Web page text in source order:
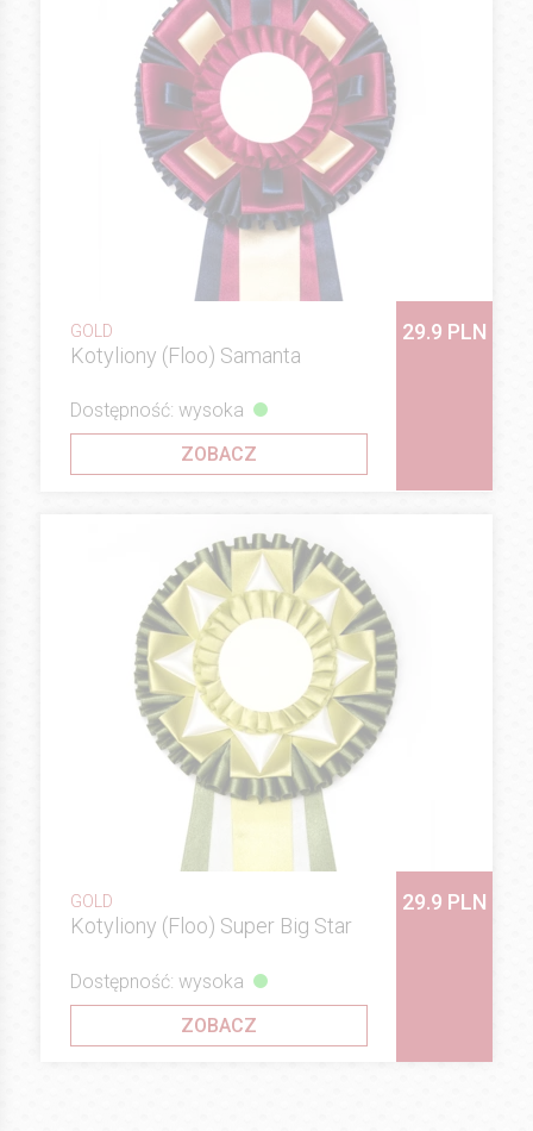
GOLD
Kotyliony (Floo) Samanta
29.9 PLN
Dostępność: wysoka
ZOBACZ
GOLD
Kotyliony (Floo) Super Big Star
29.9 PLN
Dostępność: wysoka
ZOBACZ